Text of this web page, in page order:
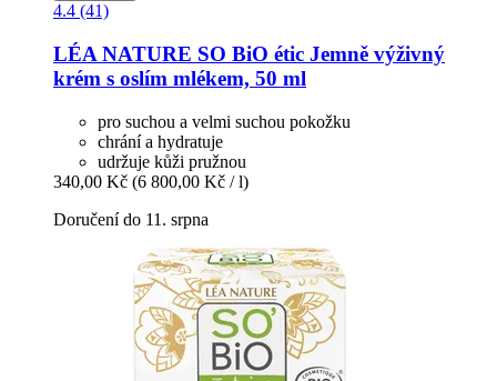
4.4 (41)
LÉA NATURE SO BiO étic Jemně výživný
krém s oslím mlékem, 50 ml
pro suchou a velmi suchou pokožku
chrání a hydratuje
udržuje kůži pružnou
340,00 Kč (6 800,00 Kč / l)
Doručení do 11. srpna